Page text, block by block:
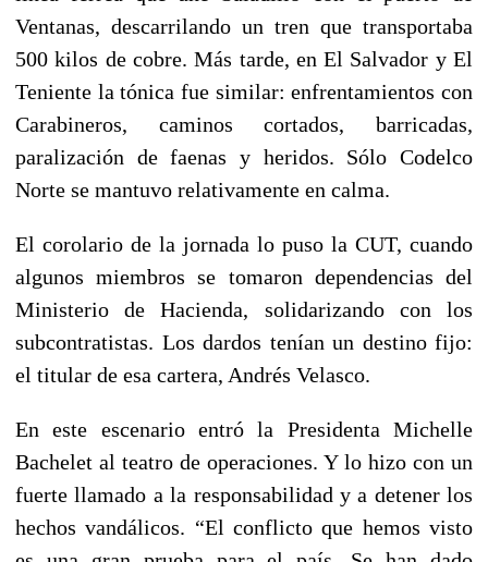
Ventanas, descarrilando un tren que transportaba
500 kilos de cobre. Más tarde, en El Salvador y El
Teniente la tónica fue similar: enfrentamientos con
Carabineros, caminos cortados, barricadas,
paralización de faenas y heridos. Sólo Codelco
Norte se mantuvo relativamente en calma.
El corolario de la jornada lo puso la CUT, cuando
algunos miembros se tomaron dependencias del
Ministerio de Hacienda, solidarizando con los
subcontratistas. Los dardos tenían un destino fijo:
el titular de esa cartera, Andrés Velasco.
En este escenario entró la Presidenta Michelle
Bachelet al teatro de operaciones. Y lo hizo con un
fuerte llamado a la responsabilidad y a detener los
hechos vandálicos. “El conflicto que hemos visto